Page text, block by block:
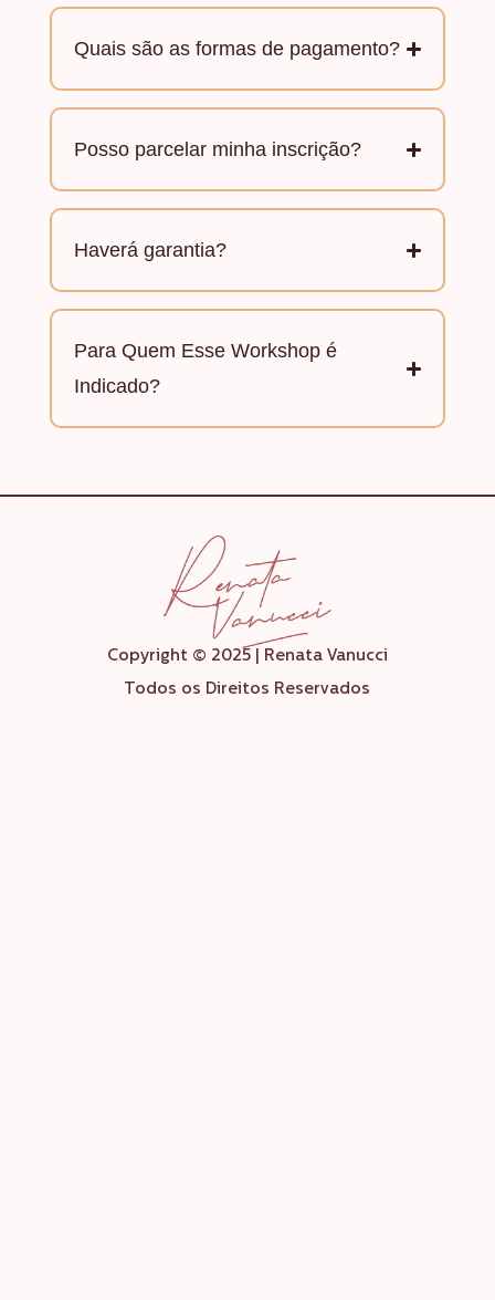
Quais são as formas de pagamento?
Posso parcelar minha inscrição?
Haverá garantia?
Para Quem Esse Workshop é
Indicado?
Copyright © 2025 | Renata Vanucci
Todos os Direitos Reservados